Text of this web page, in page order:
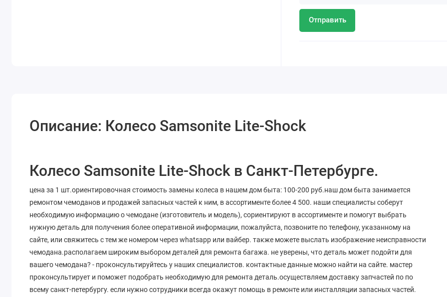
Отправить
Описание: Колесо Samsonite Lite-Shock
Колесо Samsonite Lite-Shock в Санкт-Петербурге.
цена за 1 шт.ориентировочная стоимость замены колеса в нашем дом быта: 100-200 руб.наш дом быта занимается
ремонтом чемоданов и продажей запасных частей к ним, в ассортименте более 4 500. наши специалисты соберут
необходимую информацию о чемодане (изготовитель и модель), сориентируют в ассортименте и помогут выбрать
нужную деталь для получения более оперативной информации, пожалуйста, позвоните по телефону, указанному на
сайте, или свяжитесь с тем же номером через whatsapp или вайбер. также можете выслать изображение неисправности
чемодана.располагаем широким выбором деталей для ремонта багажа. не уверены, что деталь может подойти для
вашего чемодана? - проконсультируйтесь у наших специалистов. контактные данные можно найти на сайте. мастер
проконсультирует и поможет подобрать необходимую для ремонта деталь.осуществляем доставку запчастей по по
всему санкт-петербургу. если нужно сотрудники всегда окажут помощь в ремонте или инсталляции запасных частей.